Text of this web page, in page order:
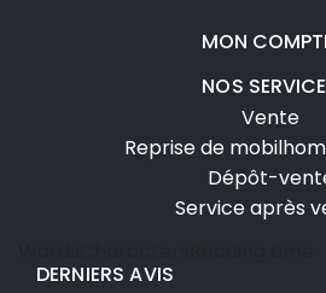
MON
NOS
Vente
Reprise de
Dépôt-
Service après
DERNIERS AVIS